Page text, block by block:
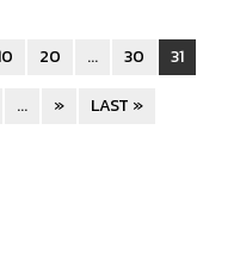
20 ... 30
31
... » LAST »